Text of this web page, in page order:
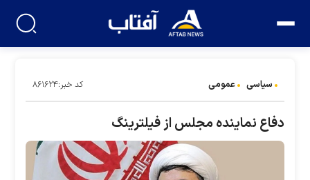
سیاسی عمومی کد خبر:۸۶۱۶۲۴
دفاع نماینده مجلس از فیلترینگ